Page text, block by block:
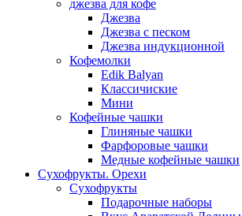
джезва для кофе
Джезва
Джезва с песком
Джезва индукционной
Кофемолки
Edik Balyan
Классичиские
Мини
Кофейные чашки
Глиняные чашки
Фарфоровые чашки
Медные кофейные чашки
Сухофрукты. Орехи
Сухофрукты
Подарочные наборы